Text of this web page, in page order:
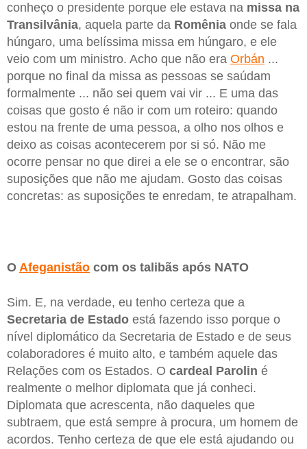
conheço o presidente porque ele estava na missa na
Transilvânia, aquela parte da Romênia onde se fala
húngaro, uma belíssima missa em húngaro, e ele
veio com um ministro. Acho que não era Orbán ...
porque no final da missa as pessoas se saúdam
formalmente ... não sei quem vai vir ... E uma das
coisas que gosto é não ir com um roteiro: quando
estou na frente de uma pessoa, a olho nos olhos e
deixo as coisas acontecerem por si só. Não me
ocorre pensar no que direi a ele se o encontrar, são
suposições que não me ajudam. Gosto das coisas
concretas: as suposições te enredam, te atrapalham.
O Afeganistão com os talibãs após NATO
Sim. E, na verdade, eu tenho certeza que a
Secretaria de Estado está fazendo isso porque o
nível diplomático da Secretaria de Estado e de seus
colaboradores é muito alto, e também aquele das
Relações com os Estados. O cardeal Parolin é
realmente o melhor diplomata que já conheci.
Diplomata que acrescenta, não daqueles que
subtraem, que está sempre à procura, um homem de
acordos. Tenho certeza de que ele está ajudando ou